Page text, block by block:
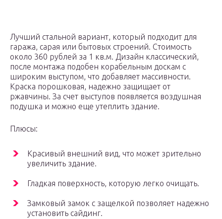
Лучший стальной вариант, который подходит для
гаража, сарая или бытовых строений. Стоимость
около 360 рублей за 1 кв.м. Дизайн классический,
после монтажа подобен корабельным доскам с
широким выступом, что добавляет массивности.
Краска порошковая, надежно защищает от
ржавчины. За счет выступов появляется воздушная
подушка и можно еще утеплить здание.
Плюсы:
Красивый внешний вид, что может зрительно
увеличить здание.
Гладкая поверхность, которую легко очищать.
Замковый замок с защелкой позволяет надежно
установить сайдинг.